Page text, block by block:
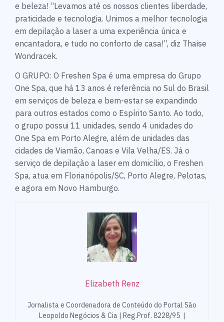
e beleza! “Levamos até os nossos clientes liberdade,
praticidade e tecnologia. Unimos a melhor tecnologia
em depilação a laser a uma experiência única e
encantadora, e tudo no conforto de casa!”, diz Thaise
Wondracek.
O GRUPO: O Freshen Spa é uma empresa do Grupo
One Spa, que há 13 anos é referência no Sul do Brasil
em serviços de beleza e bem-estar se expandindo
para outros estados como o Espírito Santo. Ao todo,
o grupo possui 11 unidades, sendo 4 unidades do
One Spa em Porto Alegre, além de unidades das
cidades de Viamão, Canoas e Vila Velha/ES. Já o
serviço de depilação a laser em domicílio, o Freshen
Spa, atua em Florianópolis/SC, Porto Alegre, Pelotas,
e agora em Novo Hamburgo.
Elizabeth Renz
Jornalista e Coordenadora de Conteúdo do Portal São
Leopoldo Negócios & Cia | Reg.Prof. 8228/95 |